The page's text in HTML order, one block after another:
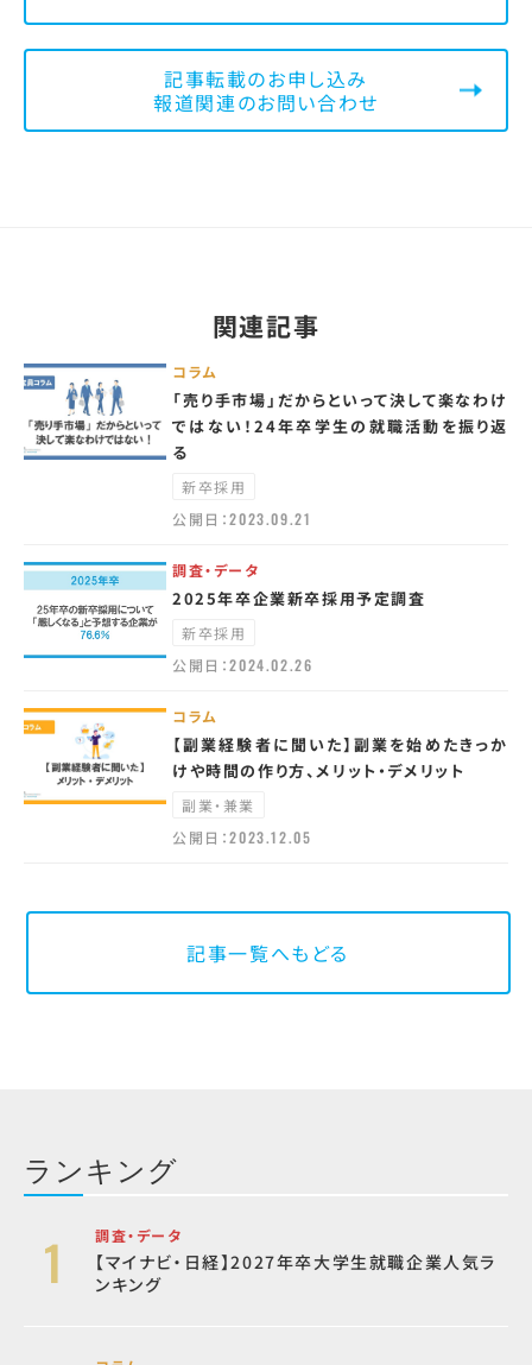
記事転載のお申し込み
報道関連のお問い合わせ
関連記事
コラム
「売り手市場」だからといって決して楽なわけ
ではない！24年卒学生の就職活動を振り返
る
新卒採用
公開日：2023.09.21
調査・データ
2025年卒企業新卒採用予定調査
新卒採用
公開日：2024.02.26
コラム
【副業経験者に聞いた】副業を始めたきっか
けや時間の作り方、メリット・デメリット
副業・兼業
公開日：2023.12.05
記事一覧へもどる
ランキング
調査・データ
【マイナビ・日経】2027年卒大学生就職企業人気ラ
ンキング